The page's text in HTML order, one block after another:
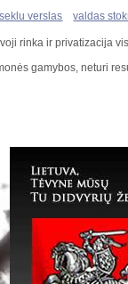
seklu verslas
valdas
rinka ir privatizacija
gamybos, neturi